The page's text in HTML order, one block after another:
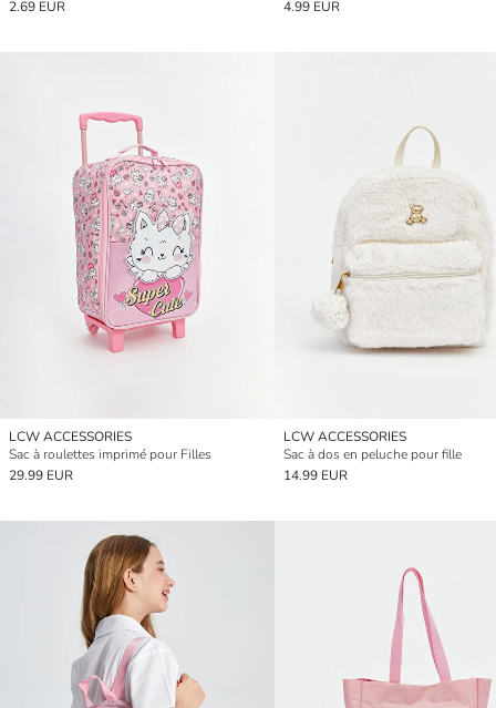
2.69 EUR 4.99 EUR
LCW ACCESSORIES
Sac à roulettes imprimé pour Filles
29.99 EUR
LCW ACCESSORIES
Sac à dos en peluche pour fille
14.99 EUR